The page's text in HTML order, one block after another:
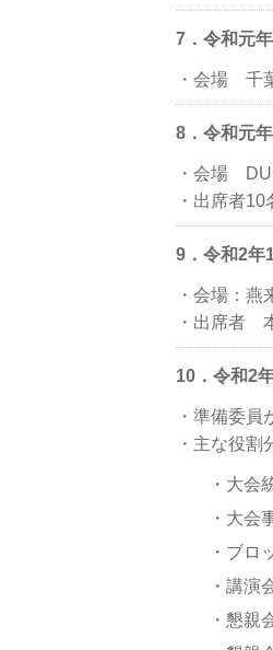
7．令和元
・会場 千
8．令和元
・会場
・出席者
9．令和2
・会場：
・出席者
10．令和2
・準備委
・主な役
・大
・大
・ブ
・講
・懇